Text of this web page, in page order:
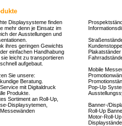
Displaysysteme finden
mehr denn je Einsatz im
der Ausstellungen und
ihres geringen Gewichts
einfachen Handhabung
sie leicht zu transportieren
aufgebaut.
Sie unsere:
Beratung.
mit Digitaldruck
Produkte.
Sortiment an Roll-Up,
Displaysytemen,
Plakatständer
Mobile
Pop-Up
Banner-/
Roll-Up
Motor-Roll-